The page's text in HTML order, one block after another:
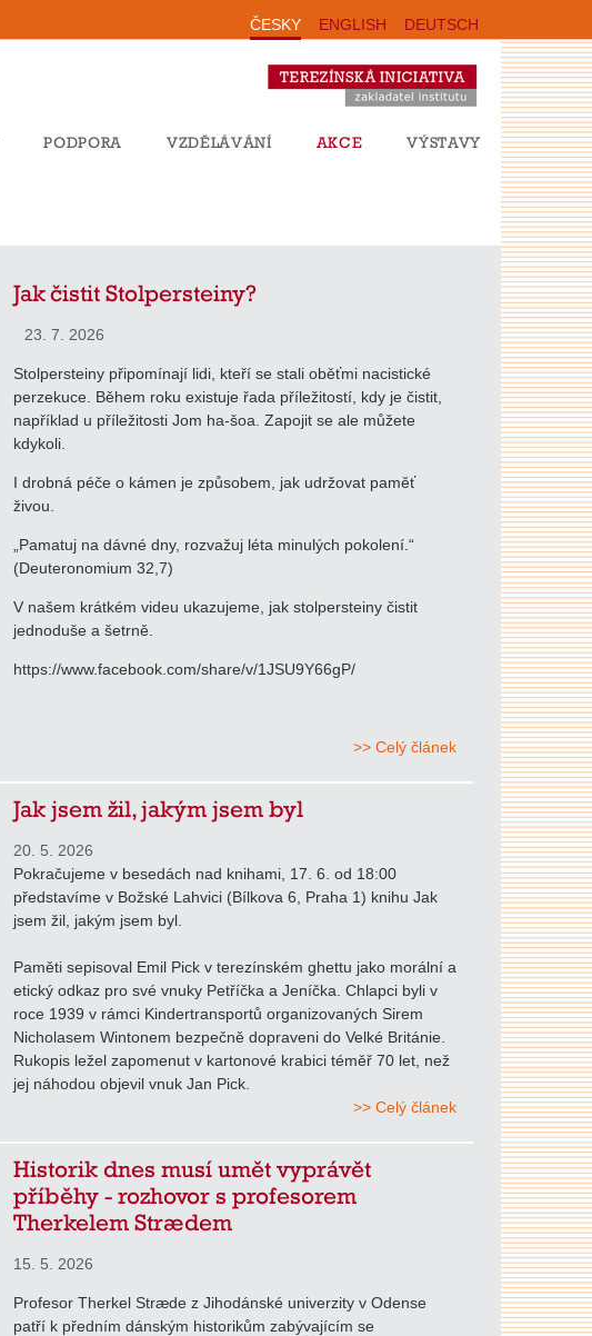
PODPORA VZDĚLÁVÁNÍ AKCE VÝSTAVY
ČESKY ENGLISH DEUTSCH
Jak čistit Stolpersteiny?
23. 7. 2026
Stolpersteiny připomínají lidi, kteří se stali oběťmi nacistické
perzekuce. Během roku existuje řada příležitostí, kdy je čistit,
například u příležitosti Jom ha-šoa. Zapojit se ale můžete
kdykoli.
I drobná péče o kámen je způsobem, jak udržovat paměť
živou.
„Pamatuj na dávné dny, rozvažuj léta minulých pokolení.“
(Deuteronomium 32,7)
V našem krátkém videu ukazujeme, jak stolpersteiny čistit
jednoduše a šetrně.
https://www.facebook.com/share/v/1JSU9Y66gP/
>> Celý článek
Jak jsem žil, jakým jsem byl
20. 5. 2026
Pokračujeme v besedách nad knihami, 17. 6. od 18:00
představíme v Božské Lahvici (Bílkova 6, Praha 1) knihu Jak
jsem žil, jakým jsem byl.
Paměti sepisoval Emil Pick v terezínském ghettu jako morální a
etický odkaz pro své vnuky Petříčka a Jeníčka. Chlapci byli v
roce 1939 v rámci Kindertransportů organizovaných Sirem
Nicholasem Wintonem bezpečně dopraveni do Velké Británie.
Rukopis ležel zapomenut v kartonové krabici téměř 70 let, než
jej náhodou objevil vnuk Jan Pick.
>> Celý článek
Historik dnes musí umět vyprávět
příběhy - rozhovor s profesorem
Therkelem Strædem
15. 5. 2026
Profesor Therkel Stræde z Jihodánské univerzity v Odense
patří k předním dánským historikům zabývajícím se